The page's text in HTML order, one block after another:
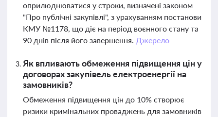
оприлюднюватися у строки, визначені законом
"Про публічні закупівлі", з урахуванням постанови
КМУ №1178, що діє на період воєнного стану та
90 днів після його завершення. Джерело
Як впливають обмеження підвищення цін у
договорах закупівель електроенергії на
замовників?
Обмеження підвищення цін до 10% створює
ризики кримінальних проваджень для замовників